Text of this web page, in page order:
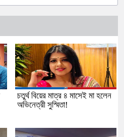
চতুর্থ বিয়ের মাত্র ৪ মাসেই মা হলেন
অভিনেত্রী সুস্মিতা!